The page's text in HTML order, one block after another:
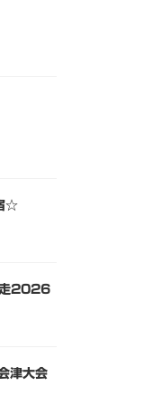
☆
走2026
津大会